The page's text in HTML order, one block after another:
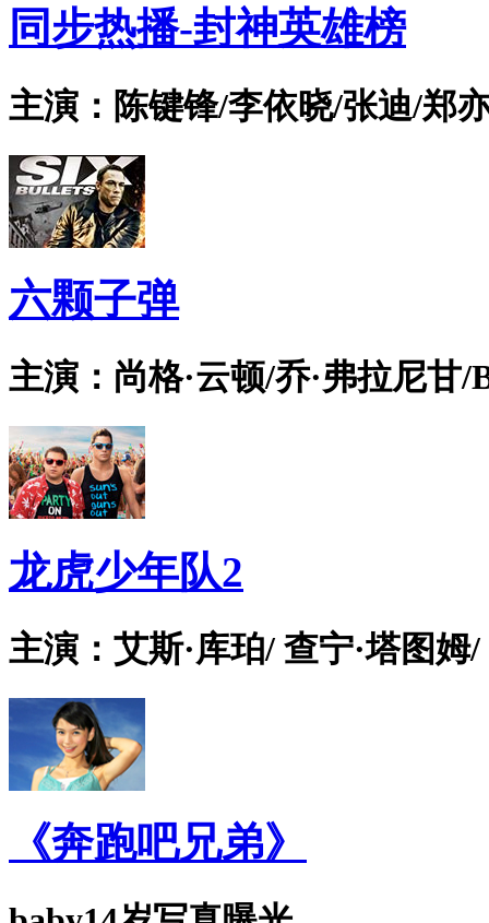
同步热播-封神英雄榜
主演：陈键锋/李依晓/张迪/郑
六颗子弹
主演：尚格·云顿/乔·弗拉尼甘/
龙虎少年队2
主演：艾斯·库珀/ 查宁·塔图姆/
《奔跑吧兄弟》